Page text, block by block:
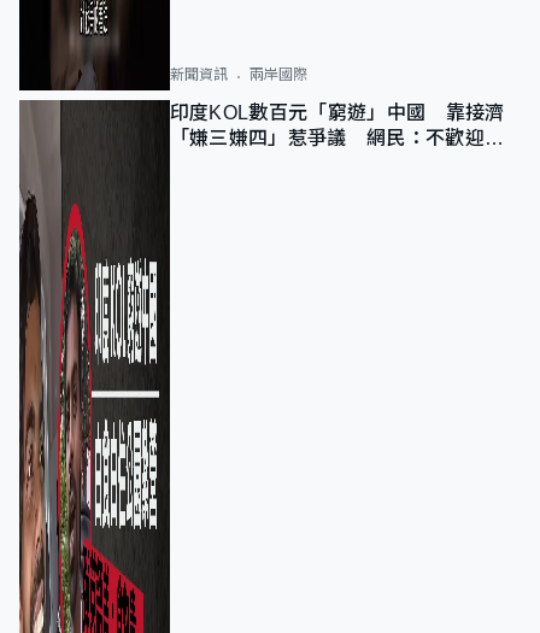
新聞資訊 兩岸國際
印度KOL數百元「窮遊」中國 靠接濟
「嫌三嫌四」惹爭議 網民：不歡迎劣